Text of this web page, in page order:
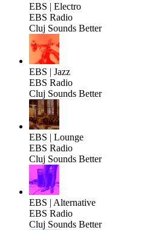
EBS | Electro
EBS Radio
Cluj Sounds Better
EBS | Jazz
EBS Radio
Cluj Sounds Better
EBS | Lounge
EBS Radio
Cluj Sounds Better
EBS | Alternative
EBS Radio
Cluj Sounds Better